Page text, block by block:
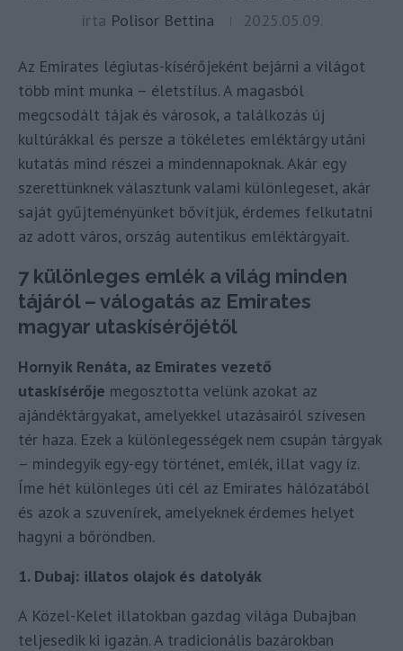
írta Polisor Bettina 2025.05.09.
Az Emirates légiutas-kísérőjeként bejárni a világot
több mint munka – életstílus. A magasból
megcsodált tájak és városok, a találkozás új
kultúrákkal és persze a tökéletes emléktárgy utáni
kutatás mind részei a mindennapoknak. Akár egy
szerettünknek választunk valami különlegeset, akár
saját gyűjteményünket bővítjük, érdemes felkutatni
az adott város, ország autentikus emléktárgyait.
7 különleges emlék a világ minden
tájáról – válogatás az Emirates
magyar utaskísérőjétől
Hornyik Renáta, az Emirates vezető
utaskísérője megosztotta velünk azokat az
ajándéktárgyakat, amelyekkel utazásairól szívesen
tér haza. Ezek a különlegességek nem csupán tárgyak
– mindegyik egy-egy történet, emlék, illat vagy íz.
Íme hét különleges úti cél az Emirates hálózatából
és azok a szuvenírek, amelyeknek érdemes helyet
hagyni a bőröndben.
1. Dubaj: illatos olajok és datolyák
A Közel-Kelet illatokban gazdag világa Dubajban
teljesedik ki igazán. A tradicionális bazárokban